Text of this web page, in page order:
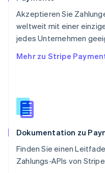
Akzeptieren Sie
weltweit mit einer
jedes Unternehmen
Mehr zu Stripe
Dokumentation zu
Finden Sie einen
Zahlungs-APIs von
Singapur
English简体中文
Slowakei
Slowenien
English
Spanien
Thailand
Tschechische
English